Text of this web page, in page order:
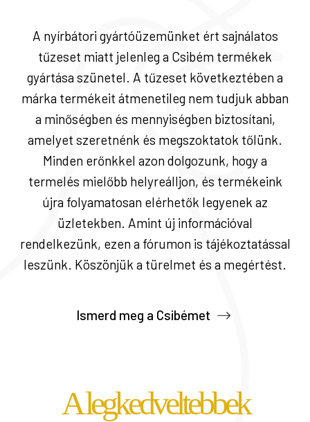
A nyírbátori gyártóüzemünket ért sajnálatos
tűzeset miatt jelenleg a Csibém termékek
gyártása szünetel. A tűzeset következtében a
márka termékeit átmenetileg nem tudjuk abban
a minőségben és mennyiségben biztosítani,
amelyet szeretnénk és megszoktatok tőlünk.
Minden erőnkkel azon dolgozunk, hogy a
termelés mielőbb helyreálljon, és termékeink
újra folyamatosan elérhetők legyenek az
üzletekben. Amint új információval
rendelkezünk, ezen a fórumon is tájékoztatással
leszünk. Köszönjük a türelmet és a megértést.
Ismerd meg a Csibémet
A legkedveltebbek